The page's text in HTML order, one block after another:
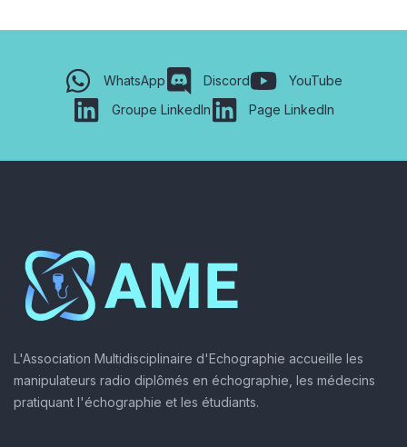
WhatsApp Discord
YouTube
Groupe LinkedIn
Page LinkedIn
L'Association Multidisciplinaire d'Echographie accueille les
manipulateurs radio diplômés en échographie, les médecins
pratiquant l'échographie et les étudiants.